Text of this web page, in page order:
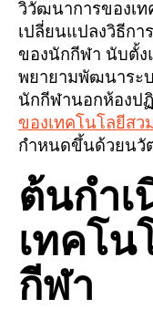
วิวัฒนาการของเท
เปลี่ยนแปลงวิธีก
ของนักกีฬา นับตั้ง
พยายามพัฒนาระ
นักกีฬานอกห้องป
ของเทคโนโลยีสว
กำหนดขึ้นด้วยนวั
ต้นกำเ
เทคโน
กีฬา